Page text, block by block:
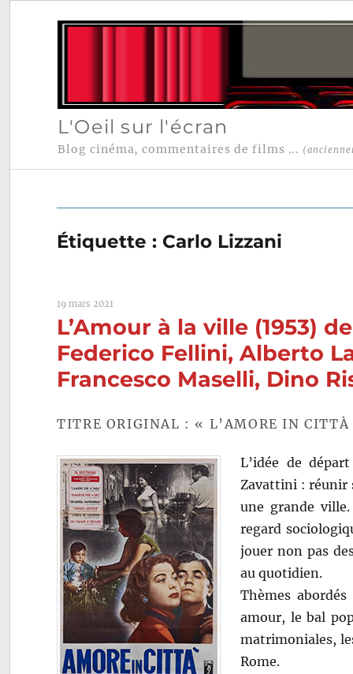
L'Oeil sur l'écran
Blog cinéma, commentaires de films ...
Étiquette : Carlo Lizzani
19 mars 2021
L’Amour à la ville (1953)
Federico Fellini, Alberto
Francesco Maselli, Dino
TITRE ORIGINAL : « L’AMORE IN CITTÀ
L’idée de
Zavattini : réunir
une grande
regard
jouer non pas
au quotidien.
Thèmes
amour, le bal
matrimoniales,
Rome.